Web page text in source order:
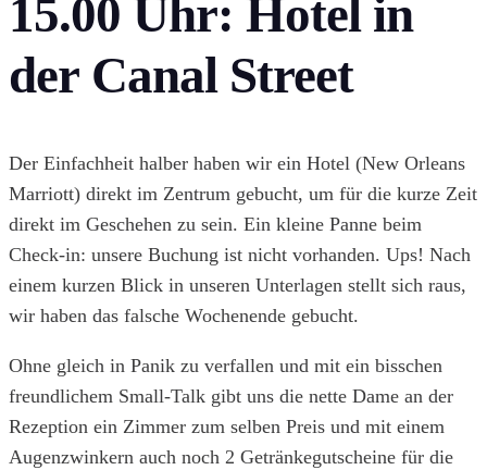
15.00 Uhr: Hotel in
der Canal Street
Der Einfachheit halber haben wir ein Hotel (New Orleans
Marriott) direkt im Zentrum gebucht, um für die kurze Zeit
direkt im Geschehen zu sein. Ein kleine Panne beim
Check-in: unsere Buchung ist nicht vorhanden. Ups! Nach
einem kurzen Blick in unseren Unterlagen stellt sich raus,
wir haben das falsche Wochenende gebucht.
Ohne gleich in Panik zu verfallen und mit ein bisschen
freundlichem Small-Talk gibt uns die nette Dame an der
Rezeption ein Zimmer zum selben Preis und mit einem
Augenzwinkern auch noch 2 Getränkegutscheine für die